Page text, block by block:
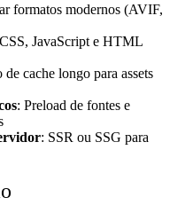
formatos modernos (AVIF,
JavaScript e HTML
cache longo para assets
: Preload de fontes e
: SSR ou SSG para